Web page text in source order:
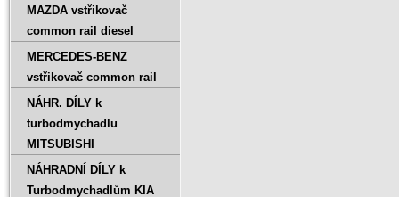
MAZDA vstřikovač
common rail diesel
MERCEDES-BENZ
vstřikovač common rail
NÁHR. DÍLY k
turbodmychadlu
MITSUBISHI
NÁHRADNÍ DÍLY k
Turbodmychadlům KIA